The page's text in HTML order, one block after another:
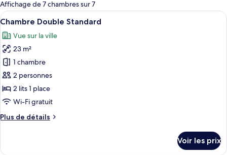
les
chambres
Affichage de 7 chambres sur 7
Afficher
toutes
les
photos
pour
ce
type
de
chambre :
Chambre
Une chambre d’hôtel avec deux lits,
37
Chambre Double Standard
Vue sur la ville
23 m²
1 chambre
2 personnes
2 lits 1 place
Wi-Fi gratuit
Plus de détails
Plus
le
Voir les prix